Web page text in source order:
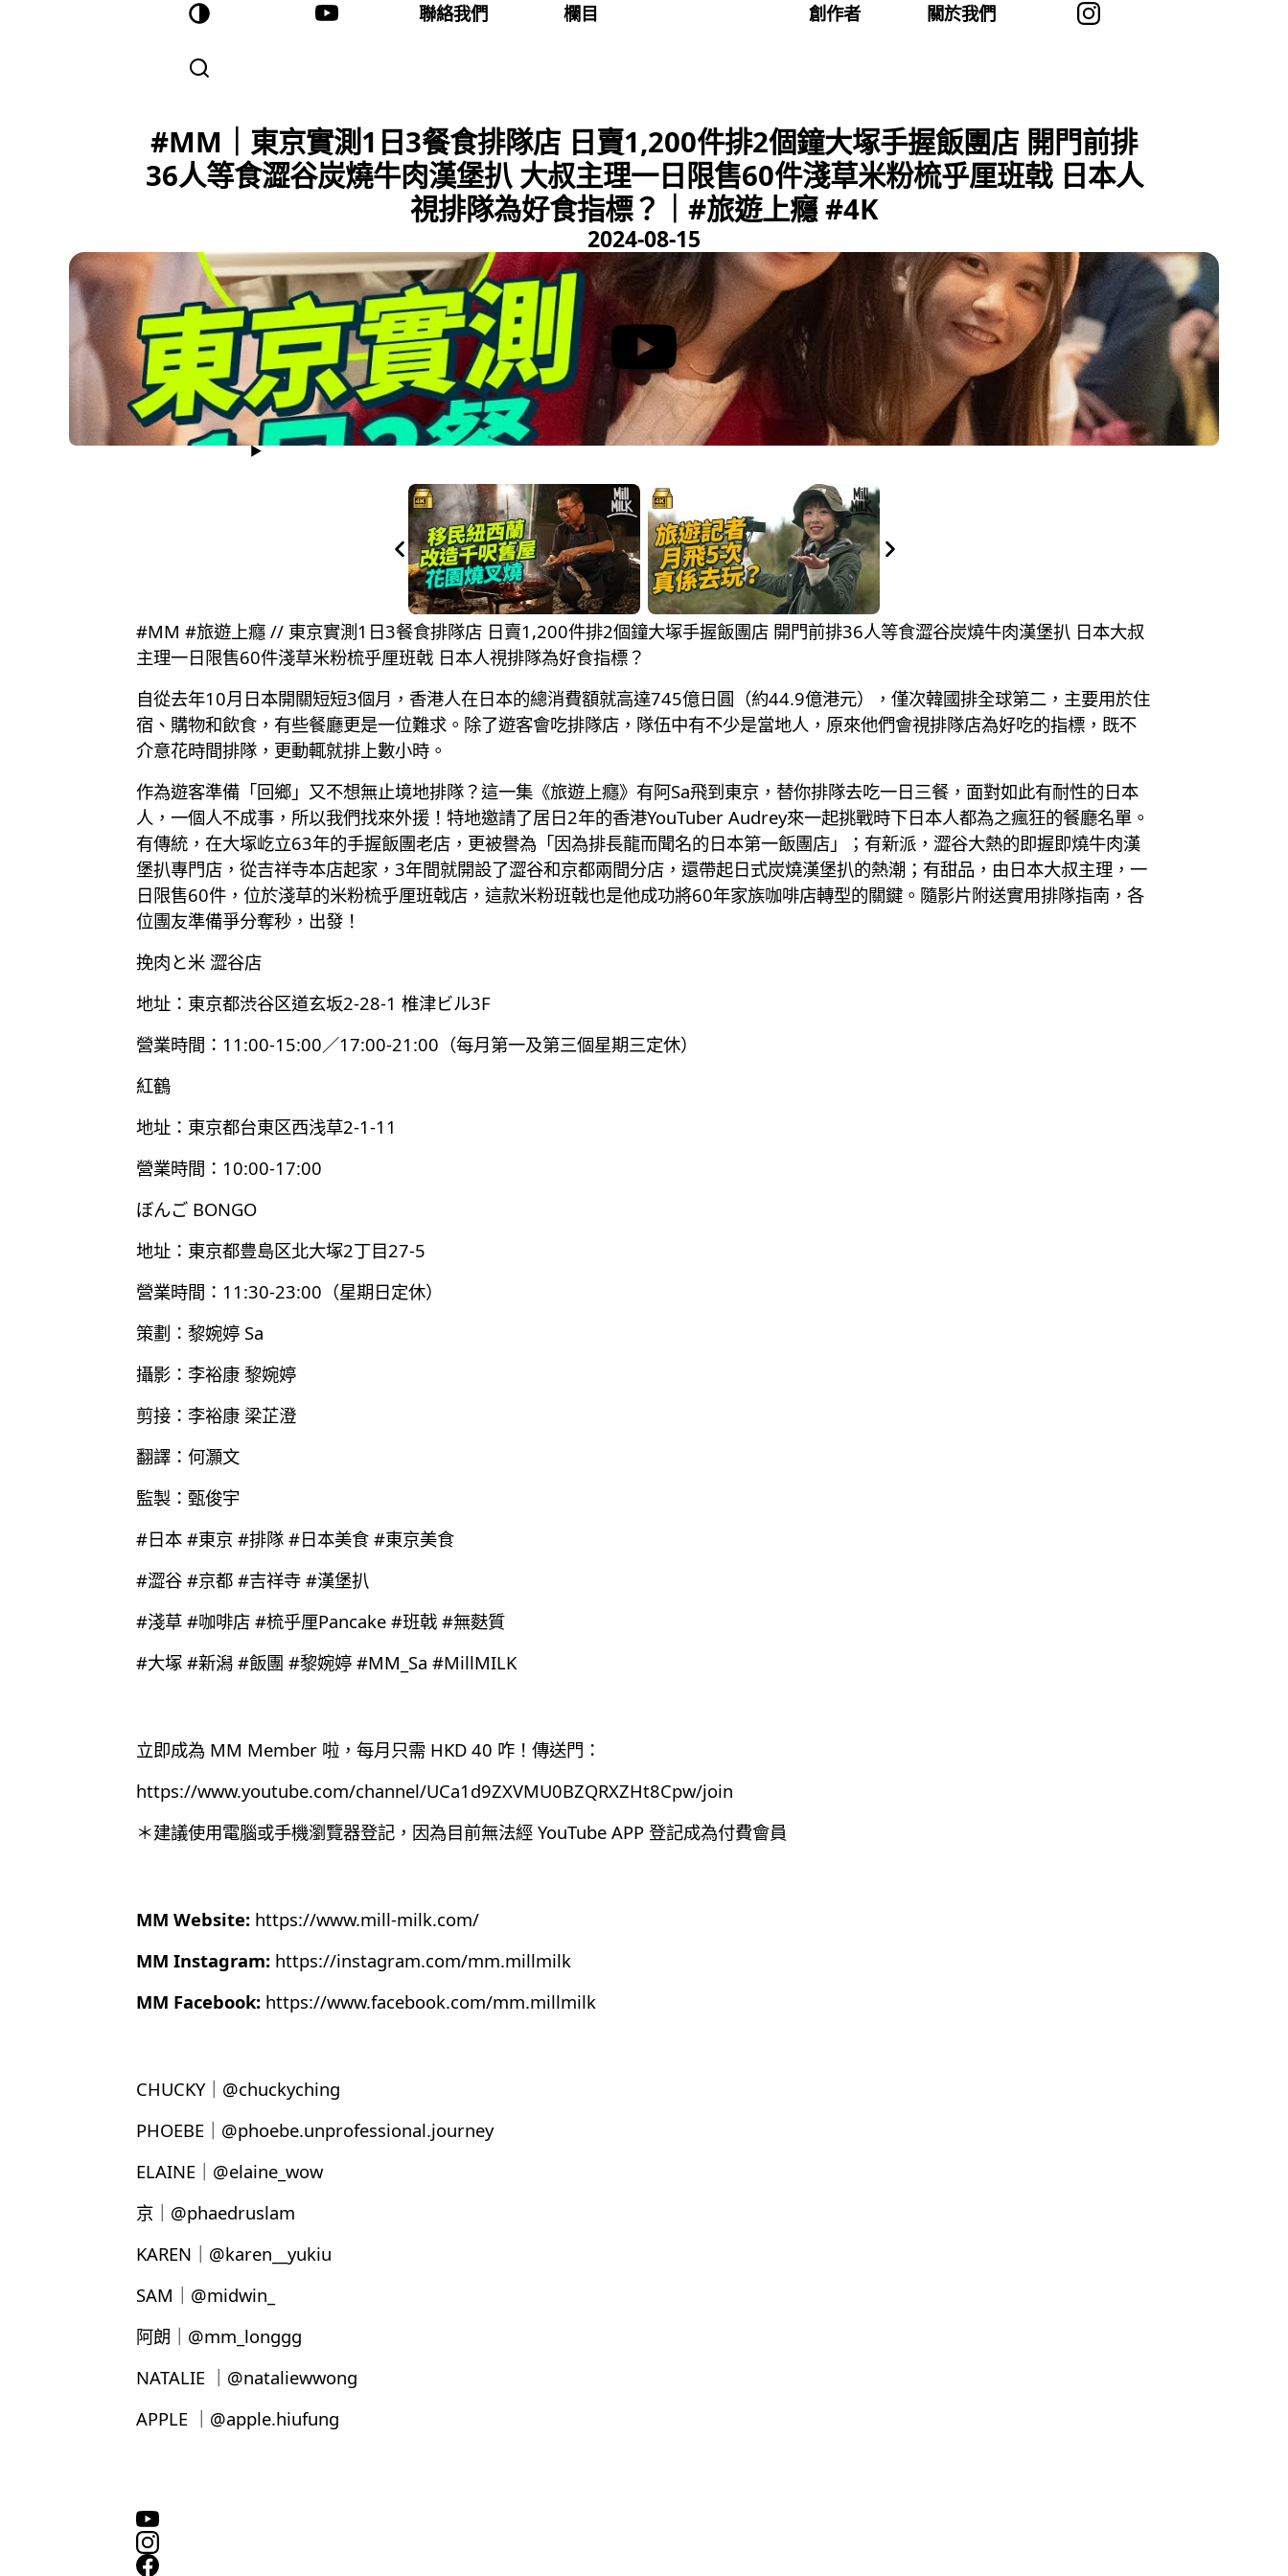
聯絡我們 欄目 創作者 關於我們
#MM｜東京實測1日3餐食排隊店 日賣1,200件排2個鐘大塚手握飯團店 開門前排
36人等食澀谷炭燒牛肉漢堡扒 大叔主理一日限售60件淺草米粉梳乎厘班戟 日本人
視排隊為好食指標？｜#旅遊上癮 #4K
2024-08-15
#MM #旅遊上癮 // 東京實測1日3餐食排隊店 日賣1,200件排2個鐘大塚手握飯團店 開門前排36人等食澀谷炭燒牛肉漢堡扒 日本大叔
主理一日限售60件淺草米粉梳乎厘班戟 日本人視排隊為好食指標？
自從去年10月日本開關短短3個月，香港人在日本的總消費額就高達745億日圓（約44.9億港元），僅次韓國排全球第二，主要用於住
宿、購物和飲食，有些餐廳更是一位難求。除了遊客會吃排隊店，隊伍中有不少是當地人，原來他們會視排隊店為好吃的指標，既不
介意花時間排隊，更動輒就排上數小時。
作為遊客準備「回鄉」又不想無止境地排隊？這一集《旅遊上癮》有阿Sa飛到東京，替你排隊去吃一日三餐，面對如此有耐性的日本
人，一個人不成事，所以我們找來外援！特地邀請了居日2年的香港YouTuber Audrey來一起挑戰時下日本人都為之瘋狂的餐廳名單。
有傳統，在大塚屹立63年的手握飯團老店，更被譽為「因為排長龍而聞名的日本第一飯團店」；有新派，澀谷大熱的即握即燒牛肉漢
堡扒專門店，從吉祥寺本店起家，3年間就開設了澀谷和京都兩間分店，還帶起日式炭燒漢堡扒的熱潮；有甜品，由日本大叔主理，一
日限售60件，位於淺草的米粉梳乎厘班戟店，這款米粉班戟也是他成功將60年家族咖啡店轉型的關鍵。隨影片附送實用排隊指南，各
位團友準備爭分奪秒，出發！
挽肉と米 澀谷店
地址：東京都渋谷区道玄坂2-28-1 椎津ビル3F
營業時間：11:00-15:00／17:00-21:00（每月第一及第三個星期三定休）
紅鶴
地址：東京都台東区西浅草2-1-11
營業時間：10:00-17:00
ぼんご BONGO
地址：東京都豊島区北大塚2丁目27-5
營業時間：11:30-23:00（星期日定休）
策劃：黎婉婷 Sa
攝影：李裕康 黎婉婷
剪接：李裕康 梁芷澄
翻譯：何灝文
監製：甄俊宇
#日本 #東京 #排隊 #日本美食 #東京美食
#澀谷 #京都 #吉祥寺 #漢堡扒
#淺草 #咖啡店 #梳乎厘Pancake #班戟 #無麩質
#大塚 #新潟 #飯團 #黎婉婷 #MM_Sa #MillMILK
立即成為 MM Member 啦，每月只需 HKD 40 咋！傳送門：
https://www.youtube.com/channel/UCa1d9ZXVMU0BZQRXZHt8Cpw/join
＊建議使用電腦或手機瀏覽器登記，因為目前無法經 YouTube APP 登記成為付費會員
MM Website: https://www.mill-milk.com/
MM Instagram: https://instagram.com/mm.millmilk
MM Facebook: https://www.facebook.com/mm.millmilk
CHUCKY｜@chuckyching
PHOEBE｜@phoebe.unprofessional.journey
ELAINE｜@elaine_wow
京｜@phaedruslam
KAREN｜@karen__yukiu
SAM｜@midwin_
阿朗｜@mm_longgg
NATALIE ｜@nataliewwong
APPLE ｜@apple.hiufung